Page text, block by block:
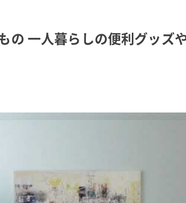
の 一人暮らしの便利グッズ